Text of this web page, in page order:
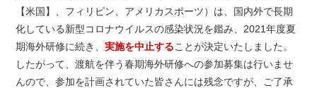
【米国】、フィリピン、アメリカスポーツ）は、国内外で長期
化している新型コロナウイルスの感染状況を鑑み、2021年度夏
期海外研修に続き、実施を中止することが決定いたしました。
したがって、渡航を伴う春期海外研修への参加募集は行いませ
んので、参加を計画されていた皆さんには残念ですが、ご了承